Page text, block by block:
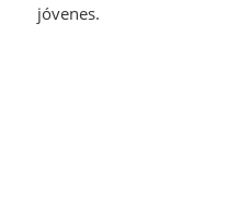
jóvenes.